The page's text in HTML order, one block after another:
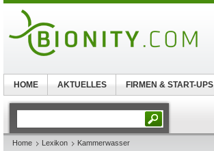
Home Lexikon Kammerwasser
HOME AKTUELLES FIRMEN & START-UPS